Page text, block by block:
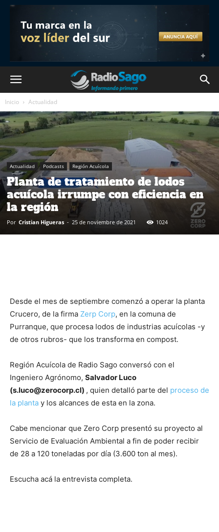
Inicio Actualidad
Actualidad Podcasts Región Acuícola
Planta de tratamiento de lodos
acuícola irrumpe con eficiencia en
la región
Por Cristian Higueras - 25 de noviembre de 2021 1024
Desde el mes de septiembre comenzó a operar la planta
Crucero, de la firma Zerp Corp, en la comuna de
Purranque, que procesa lodos de industrias acuícolas -y
de otros rubros- que los transforma en compost.
Región Acuícola de Radio Sago conversó con el
Ingeniero Agrónomo, Salvador Luco
(s.luco@zerocorp.cl) , quien detalló parte del proceso de
la planta y los alcances de esta en la zona.
Cabe mencionar que Zero Corp presentó su proyecto al
Servicio de Evaluación Ambiental a fin de poder recibir
de 28 a 120 toneladas por día (3.600 ton al mes).
Escucha acá la entrevista completa.